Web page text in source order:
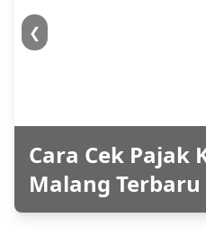
Cara Cek Pajak
Malang Terbaru
❮